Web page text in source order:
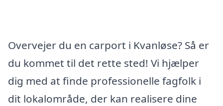
Overvejer du en carport i Kvanløse? Så er
du kommet til det rette sted! Vi hjælper
dig med at finde professionelle fagfolk i
dit lokalområde, der kan realisere dine